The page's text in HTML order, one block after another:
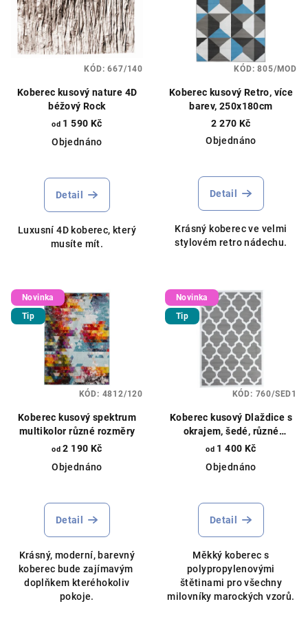
Koberec kusový nature 4D
béžový Rock
od 1 590 Kč
Objednáno
Detail
Luxusní 4D koberec, který
musíte mít.
KÓD:667/140
Koberec kusový Retro, více
barev, 250x180cm
2 270 Kč
Objednáno
Detail
Krásný koberec ve velmi
stylovém retro nádechu.
KÓD:805/MOD
Novinka
Tip
Koberec kusový spektrum
multikolor různé rozměry
od 2 190 Kč
Objednáno
hodnocení
produktu
z
5
hvězdiček.
Detail
Krásný, moderní, barevný
koberec bude zajímavým
doplňkem kteréhokoliv
pokoje.
KÓD: 4812/120
Novinka
Tip
Koberec kusový Dlaždice s
okrajem, šedé, různé
rozměry
od 1 400 Kč
Objednáno
Detail
Měkký koberec s
polypropylenovými
štětinami pro všechny
milovníky marockých vzorů.
KÓD: 760/SED1